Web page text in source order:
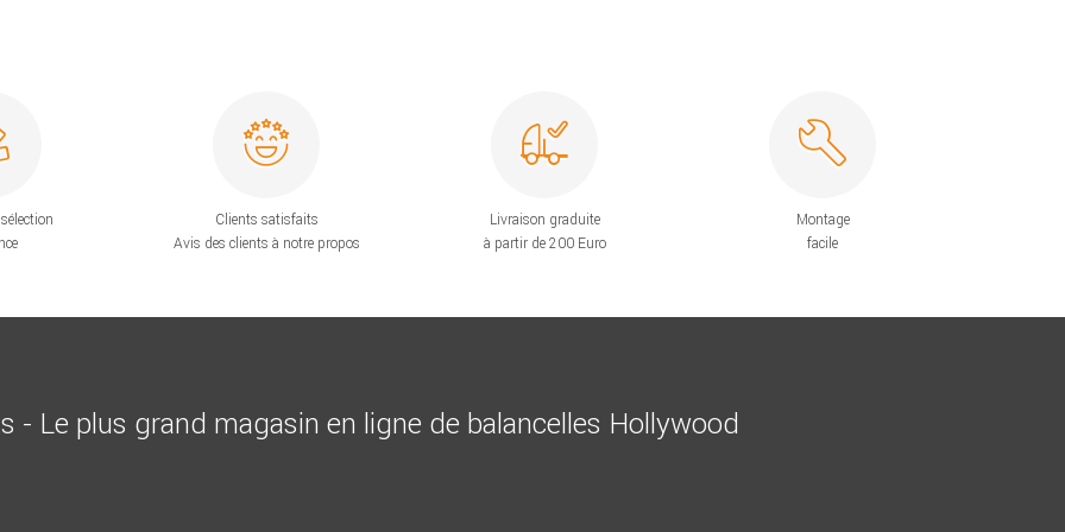
Clients satisfaits
Avis des clients à notre propos
Livraison graduite
à partir de 200 Euro
Montage
facile
- Le plus grand magasin en ligne de balancelles Hollywood